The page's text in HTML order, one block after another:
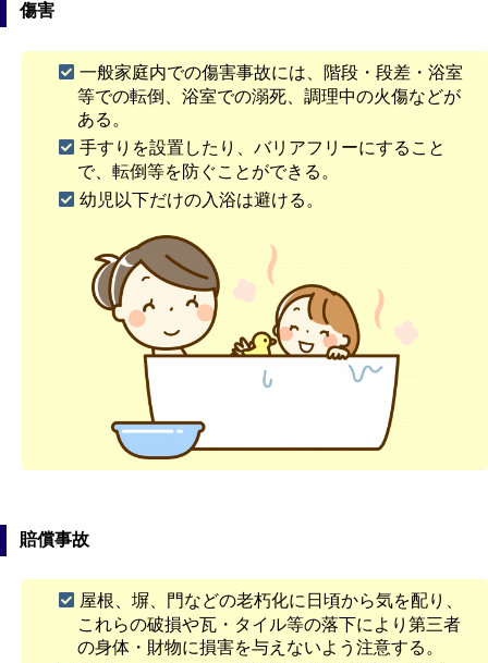
傷害
一般家庭内での傷害事故には、階段・段差・浴室
等での転倒、浴室での溺死、調理中の火傷などが
ある。
手すりを設置したり、バリアフリーにすること
で、転倒等を防ぐことができる。
幼児以下だけの入浴は避ける。
賠償事故
屋根、塀、門などの老朽化に日頃から気を配り、
これらの破損や瓦・タイル等の落下により第三者
の身体・財物に損害を与えないよう注意する。